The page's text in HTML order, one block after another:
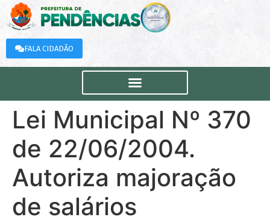
FALA CIDADÃO
Lei Municipal Nº 370
de 22/06/2004.
Autoriza majoração
de salários